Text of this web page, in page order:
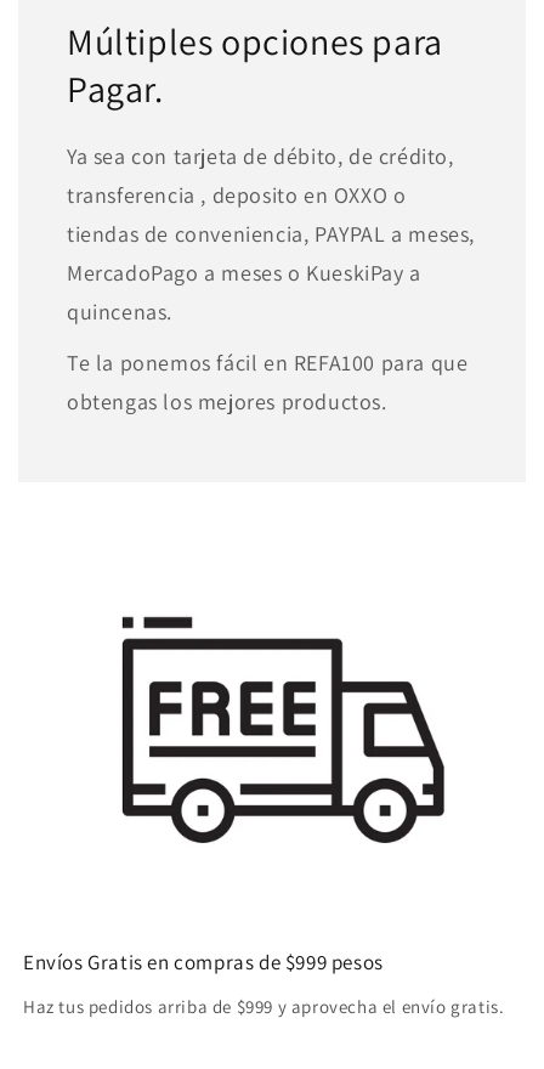
Múltiples opciones para
Pagar.
Ya sea con tarjeta de débito, de crédito,
transferencia , deposito en OXXO o
tiendas de conveniencia, PAYPAL a meses,
MercadoPago a meses o KueskiPay a
quincenas.
Te la ponemos fácil en REFA100 para que
obtengas los mejores productos.
Envíos Gratis en compras de $999 pesos
Haz tus pedidos arriba de $999 y aprovecha el envío gratis.